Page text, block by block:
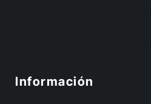
Información